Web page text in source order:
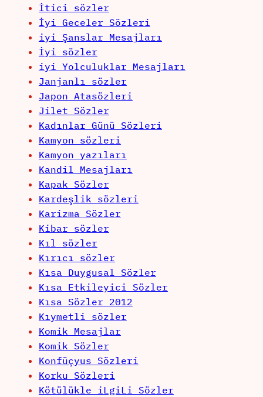
İtici sözler
İyi Geceler Sözleri
iyi Şanslar Mesajları
İyi sözler
iyi Yolculuklar Mesajları
Janjanlı sözler
Japon Atasözleri
Jilet Sözler
Kadınlar Günü Sözleri
Kamyon sözleri
Kamyon yazıları
Kandil Mesajları
Kapak Sözler
Kardeşlik sözleri
Karizma Sözler
Kibar sözler
Kıl sözler
Kırıcı sözler
Kısa Duygusal Sözler
Kısa Etkileyici Sözler
Kısa Sözler 2012
Kıymetli sözler
Komik Mesajlar
Komik Sözler
Konfüçyus Sözleri
Korku Sözleri
Kötülükle iLgiLi Sözler